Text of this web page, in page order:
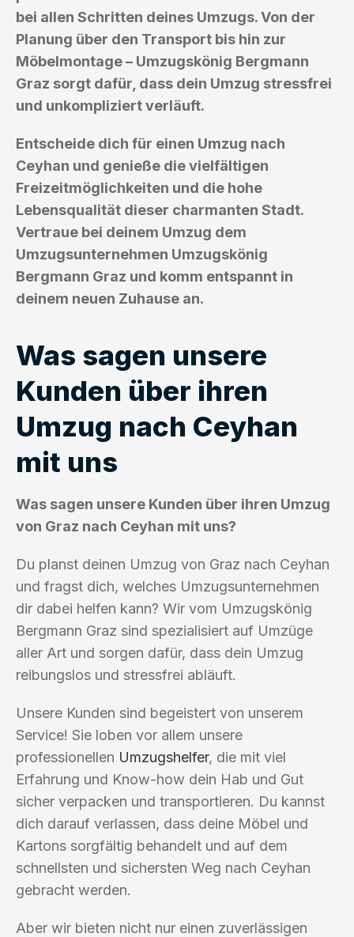
bei allen Schritten deines Umzugs. Von der
Planung über den Transport bis hin zur
Möbelmontage – Umzugskönig Bergmann
Graz sorgt dafür, dass dein Umzug stressfrei
und unkompliziert verläuft.
Entscheide dich für einen Umzug nach
Ceyhan und genieße die vielfältigen
Freizeitmöglichkeiten und die hohe
Lebensqualität dieser charmanten Stadt.
Vertraue bei deinem Umzug dem
Umzugsunternehmen Umzugskönig
Bergmann Graz und komm entspannt in
deinem neuen Zuhause an.
Was sagen unsere
Kunden über ihren
Umzug nach Ceyhan
mit uns
Was sagen unsere Kunden über ihren Umzug
von Graz nach Ceyhan mit uns?
Du planst deinen Umzug von Graz nach Ceyhan
und fragst dich, welches Umzugsunternehmen
dir dabei helfen kann? Wir vom Umzugskönig
Bergmann Graz sind spezialisiert auf Umzüge
aller Art und sorgen dafür, dass dein Umzug
reibungslos und stressfrei abläuft.
Unsere Kunden sind begeistert von unserem
Service! Sie loben vor allem unsere
professionellen Umzugshelfer, die mit viel
Erfahrung und Know-how dein Hab und Gut
sicher verpacken und transportieren. Du kannst
dich darauf verlassen, dass deine Möbel und
Kartons sorgfältig behandelt und auf dem
schnellsten und sichersten Weg nach Ceyhan
gebracht werden.
Aber wir bieten nicht nur einen zuverlässigen